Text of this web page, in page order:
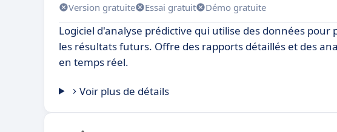
Version gratuite Essai gratuit Démo gratuite
Logiciel d'analyse prédictive qui utilise des données pour
les résultats futurs. Offre des rapports détaillés et des
en temps réel.
Voir plus de détails